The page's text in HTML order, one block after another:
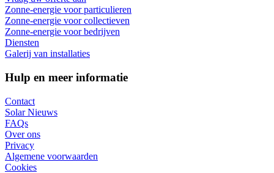
Zonne-energie voor particulieren
Zonne-energie voor collectieven
Zonne-energie voor bedrijven
Diensten
Galerij van installaties
Hulp en meer informatie
Contact
Solar Nieuws
FAQs
Over ons
Privacy
Algemene voorwaarden
Cookies